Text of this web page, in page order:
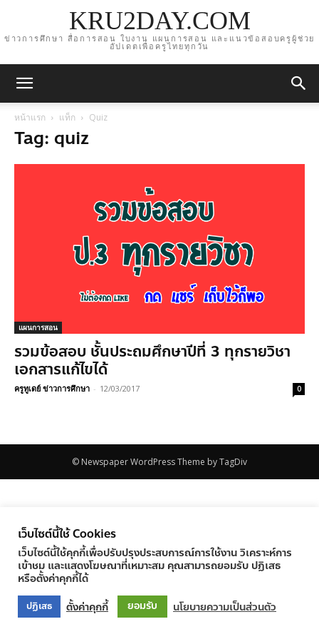
KRU2DAY.COM
ข่าวการศึกษา สื่อการสอน ใบงาน แผนการสอน และแนวข้อสอบครูผู้ช่วย
อัปเดตเพื่อครูไทยทุกวัน
หน้าแรก แท็ก Quiz
Tag: quiz
แผนการสอน
รวมข้อสอบ ชั้นประถมศึกษาปีที่ 3 ทุกรายวิชา
เอกสารแก้ไขได้
ครูทูเดย์ ข่าวการศึกษา - 12/03/2017 0
© Newspaper WordPress Theme by TagDiv
เว็บไซต์นี้ใช้ Cookies
เว็บไซต์นี้ใช้คุกกี้เพื่อปรับปรุงประสบการณ์การใช้งาน วิเคราะห์การ
เข้าชม และแสดงโฆษณาที่เหมาะสม คุณสามารถยอมรับ ปฏิเสธ
หรือตั้งค่าคุกกี้ได้
ปฏิเสธ ตั้งค่าคุกกี้ ยอมรับ นโยบายความเป็นส่วนตัว